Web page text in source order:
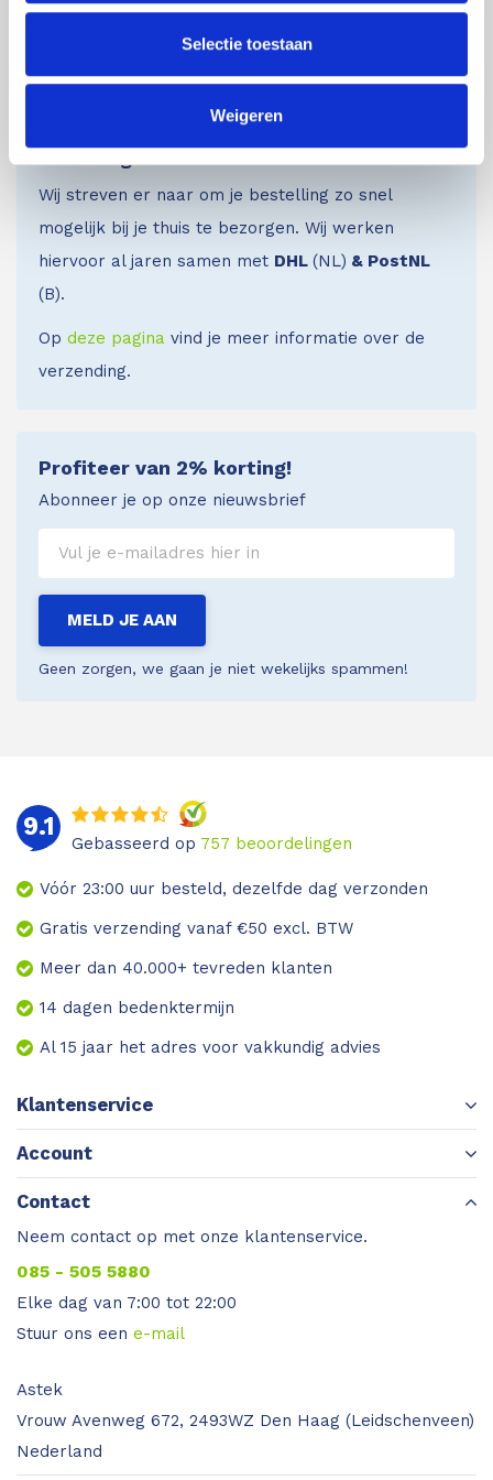
Selectie toestaan
Weigeren
Bezorginformatie
Wij streven er naar om je bestelling zo snel
mogelijk bij je thuis te bezorgen. Wij werken
hiervoor al jaren samen met DHL (NL) & PostNL
(B).
Op deze pagina vind je meer informatie over de
verzending.
Profiteer van 2% korting!
Abonneer je op onze nieuwsbrief
Geen zorgen, we gaan je niet wekelijks spammen!
MELD JE AAN
9.1
Gebasseerd op 757 beoordelingen
Vóór 23:00 uur besteld, dezelfde dag verzonden
Gratis verzending vanaf €50 excl. BTW
Meer dan 40.000+ tevreden klanten
14 dagen bedenktermijn
Al 15 jaar het adres voor vakkundig advies
Klantenservice
Account
Contact
Neem contact op met onze klantenservice.
085 - 505 5880
Elke dag van 7:00 tot 22:00
Stuur ons een e-mail
Astek
Vrouw Avenweg 672, 2493WZ Den Haag (Leidschenveen)
Nederland